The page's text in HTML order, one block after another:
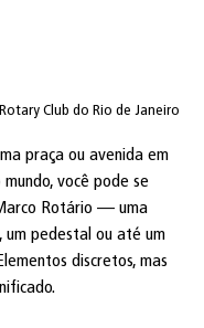
Club do Rio de Janeiro
praça ou avenida em
você pode se
Rotário — uma
um pedestal ou até um
discretos, mas